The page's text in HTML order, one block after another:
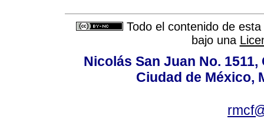
Todo el contenido de
bajo una
Nicolás San Juan No.
Ciudad de México,